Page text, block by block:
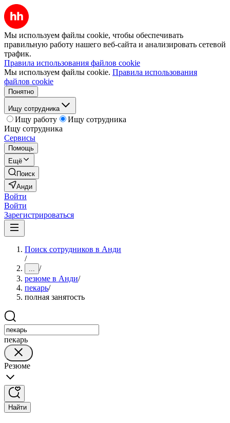
Мы используем файлы cookie, чтобы обеспечивать
правильную работу нашего веб-сайта и анализировать сетевой
трафик.
Правила использования файлов cookie
Мы используем файлы cookie. Правила использования
файлов cookie
Понятно
Ищу сотрудника
Ищу работу
Ищу сотрудника
Ищу сотрудника
Сервисы
Помощь
Ещё
Поиск
Анди
Войти
Войти
Зарегистрироваться
Поиск сотрудников в Анди
/
... /
резюме в Анди/
пекарь/
полная занятость
пекарь
Резюме
Найти